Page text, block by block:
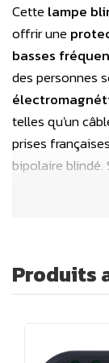
Cettelampe
offrir une
basses
des personnes
telles qu'un
prises
bipolaire
encore plus la
électrique à
blanc et un
Produits